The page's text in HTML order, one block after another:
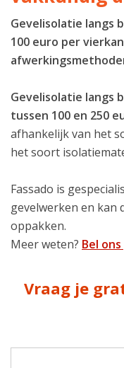
Gevelisolatie langs
100 euro per
Gevelisolatie langs
tussen 100 en 250
afhankelijk van het
het soort
Fassado is
gevelwerken en kan
oppakken.
Meer weten? Bel
Vraag je